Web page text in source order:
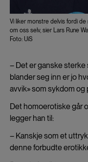
Vi liker monstre delvis fordi de
om oss selv, sier Lars Rune
Foto: UiS
– Det er ganske sterke
blander seg inn er jo
avvik» som sykdom og
Det homoerotiske går
legger han til:
– Kanskje som et
denne forbudte